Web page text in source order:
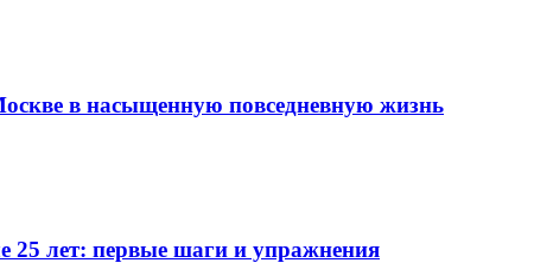
в насыщенную повседневную жизнь
25 лет: первые шаги и упражнения